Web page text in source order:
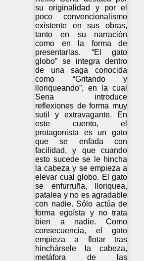
su originalidad y por el
poco convencionalismo
existente en sus obras,
tanto en su narración
como en la forma de
presentarlas. “El gato
globo” se integra dentro
de una saga conocida
como “Gritando y
lloriqueando”, en la cual
Sena introduce
reflexiones de forma muy
sutil y extravagante. En
este cuento, el
protagonista es un gato
que se enfada con
facilidad, y que cuando
esto sucede se le hincha
la cabeza y se empieza a
elevar cual globo. El gato
se enfurruña, lloriquea,
patalea y no es agradable
con nadie. Sólo actúa de
forma egoísta y no trata
bien a nadie. Como
consecuencia, el gato
empieza a flotar tras
hinchársele la cabeza,
metáfora de las